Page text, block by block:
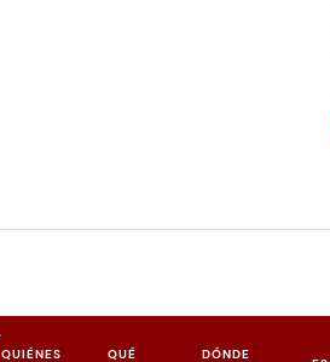
QUIÉNES QUÉ DÓNDE